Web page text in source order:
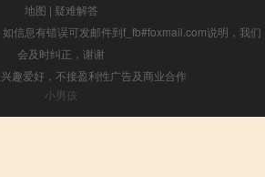
地图 | 疑难解答
信息有错误可发邮件到f_fb#foxmail.com说明，我们
会及时纠正，谢谢
趣爱好，不接盈利性广告及商业合作
小男孩